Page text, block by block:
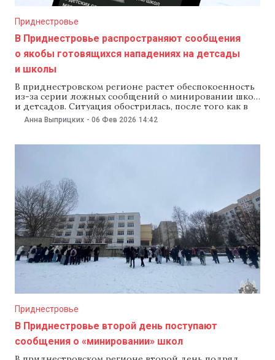
Приднестровье
В Приднестровье распространяют сообщения
о якобы готовящихся нападениях на детсады
и школы
В приднестровском регионе растет обеспокоенность
из-за серии ложных сообщений о минировании школ
и детсадов. Ситуация обострилась, после того как в
родительских чатах начали распространять
сообщения о якобы готовящихся нападениях на
скриншот переписки. Власти непризнанной ПМР пока
Анна Выприцких - 06 Фев 2026 14:42
Приднестровье
В Приднестровье второй день поступают
сообщения о «минировании» школ